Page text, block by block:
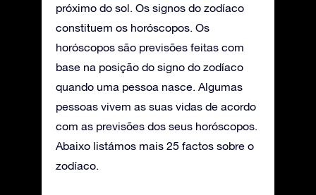
próximo do sol. Os signos do zodíaco
constituem os horóscopos. Os
horóscopos são previsões feitas com
base na posição do signo do zodíaco
quando uma pessoa nasce. Algumas
pessoas vivem as suas vidas de acordo
com as previsões dos seus horóscopos.
Abaixo listámos mais 25 factos sobre o
zodíaco.